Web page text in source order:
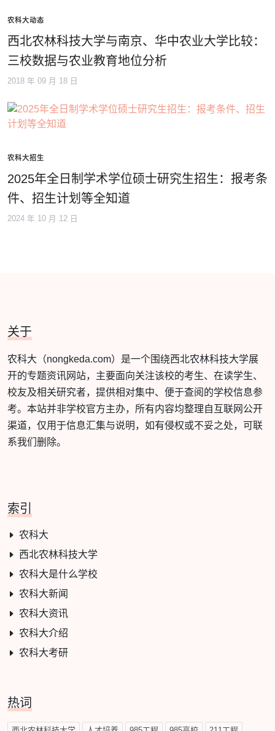
农科大动态
西北农林科技大学与南京、华中农业大学比较：
三校数据与农业教育地位分析
2018 年 09 月 18 日
农科大招生
2025年全日制学术学位硕士研究生招生：报考条
件、招生计划等全知道
2024 年 10 月 12 日
关于
农科大（nongkeda.com）是一个围绕西北农林科技大学展
开的专题资讯网站，主要面向关注该校的考生、在读学生、
校友及相关研究者，提供相对集中、便于查阅的学校信息参
考。本站并非学校官方主办，所有内容均整理自互联网公开
渠道，仅用于信息汇集与说明，如有侵权或不妥之处，可联
系我们删除。
索引
农科大
西北农林科技大学
农科大是什么学校
农科大新闻
农科大资讯
农科大介绍
农科大考研
热词